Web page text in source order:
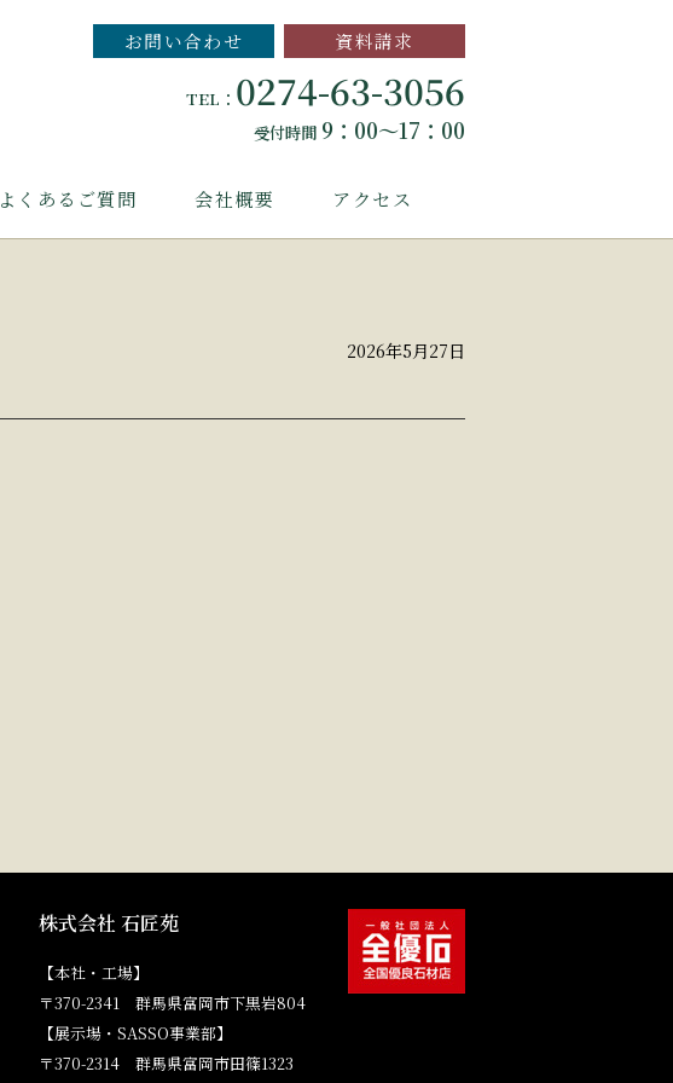
お問い合わせ 資料請求
TEL： 0274-63-3056
受付時間 9：00～17：00
よくあるご質問 会社概要 アクセス
2026年5月27日
株式会社 石匠苑
【本社・工場】
〒370-2341 群馬県富岡市下黒岩804
【展示場・SASSO事業部】
〒370-2314 群馬県富岡市田篠1323